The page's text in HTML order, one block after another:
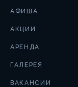
АФИША
АКЦИИ
АРЕНДА
ГАЛЕРЕЯ
ВАКАНСИИ